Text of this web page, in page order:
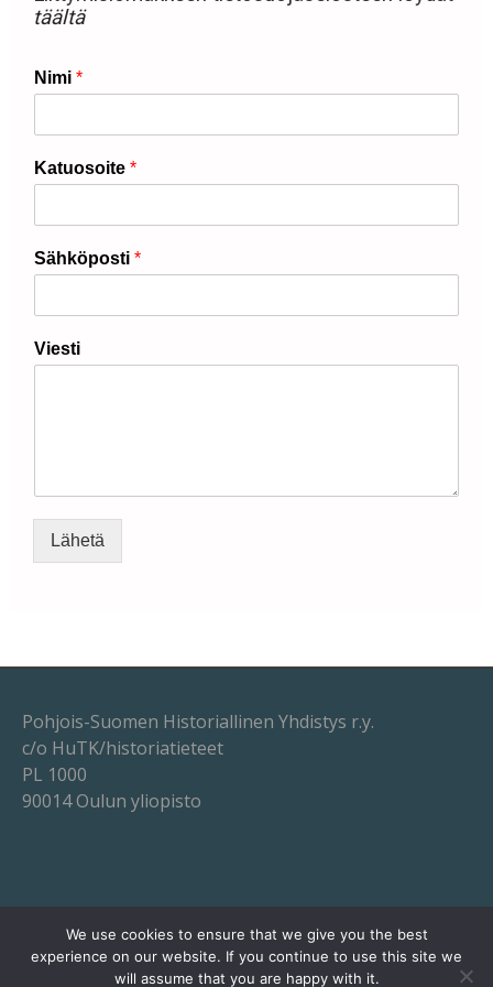
täältä
Nimi *
Katuosoite *
Sähköposti *
Viesti
Lähetä
Pohjois-Suomen Historiallinen Yhdistys r.y.
c/o HuTK/historiatieteet
PL 1000
90014 Oulun yliopisto
Powered by WordPress
We use cookies to ensure that we give you the best
experience on our website. If you continue to use this site we
will assume that you are happy with it.